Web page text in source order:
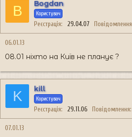
B Bogdan
Користувач
Реєстрація 29.04.07 Повідомлення
06.01.13
08.01 ніхто на Київ не планує ?
K kill
Користувач
Реєстрація 29.11.06 Повідомлення
07.01.13